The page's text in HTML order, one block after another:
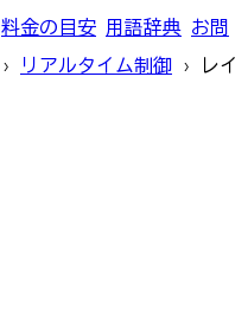
料金の目安 用語辞典 お問
› リアルタイム制御 ›
レイ